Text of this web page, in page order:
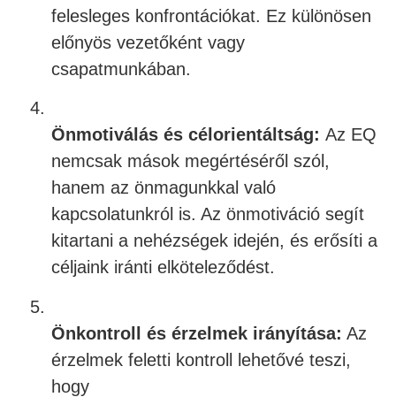
felesleges konfrontációkat. Ez különösen
előnyös vezetőként vagy
csapatmunkában.
4.
Önmotiválás és célorientáltság: Az EQ
nemcsak mások megértéséről szól,
hanem az önmagunkkal való
kapcsolatunkról is. Az önmotiváció segít
kitartani a nehézségek idején, és erősíti a
céljaink iránti elköteleződést.
5.
Önkontroll és érzelmek irányítása: Az
érzelmek feletti kontroll lehetővé teszi,
hogy